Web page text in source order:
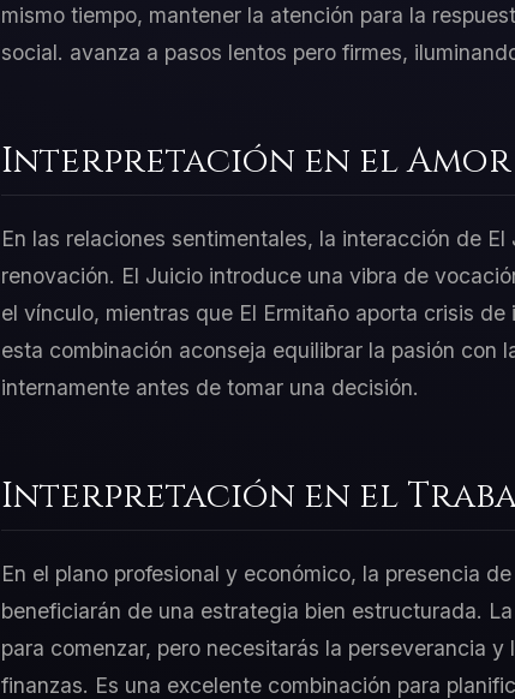
mismo tiempo, mantener la atención para la
social. avanza a pasos lentos pero firmes,
Interpretación en el Amor
En las relaciones sentimentales, la interacción de
renovación. El Juicio introduce una vibra de
el vínculo, mientras que El Ermitaño aporta crisis
esta combinación aconseja equilibrar la pasión con
internamente antes de tomar una decisión.
Interpretación en el
En el plano profesional y económico, la presencia
beneficiarán de una estrategia bien estructurada.
para comenzar, pero necesitarás la perseverancia
finanzas. Es una excelente combinación para